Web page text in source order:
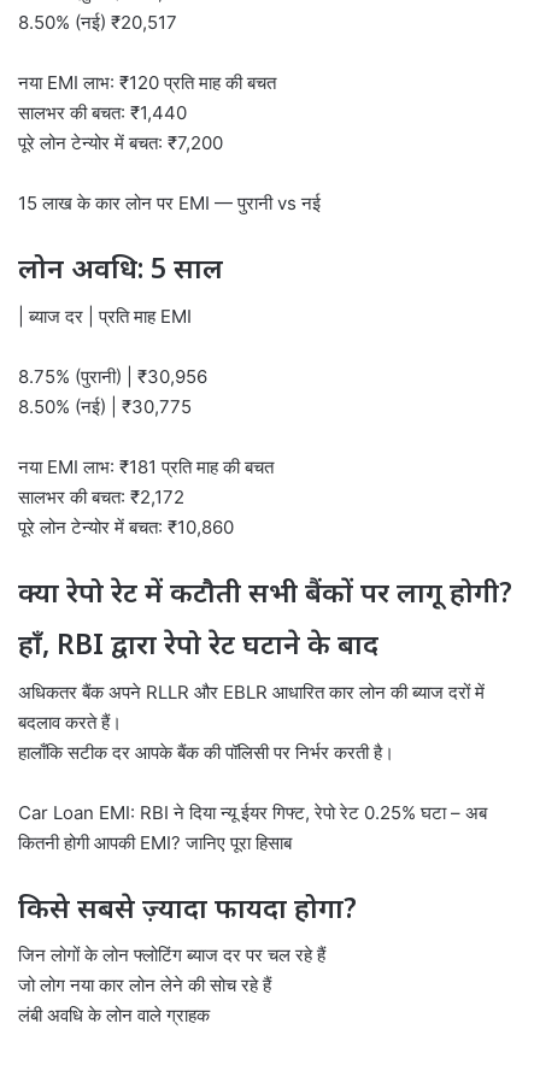
8.50% (नई) ₹20,517
नया EMI लाभ: ₹120 प्रति माह की बचत
सालभर की बचत: ₹1,440
पूरे लोन टेन्योर में बचत: ₹7,200
15 लाख के कार लोन पर EMI — पुरानी vs नई
लोन अवधि: 5 साल
| ब्याज दर | प्रति माह EMI
8.75% (पुरानी) | ₹30,956
8.50% (नई) | ₹30,775
नया EMI लाभ: ₹181 प्रति माह की बचत
सालभर की बचत: ₹2,172
पूरे लोन टेन्योर में बचत: ₹10,860
क्या रेपो रेट में कटौती सभी बैंकों पर लागू होगी?
हाँ, RBI द्वारा रेपो रेट घटाने के बाद
अधिकतर बैंक अपने RLLR और EBLR आधारित कार लोन की ब्याज दरों में
बदलाव करते हैं।
हालाँकि सटीक दर आपके बैंक की पॉलिसी पर निर्भर करती है।
Car Loan EMI: RBI ने दिया न्यू ईयर गिफ्ट, रेपो रेट 0.25% घटा – अब
कितनी होगी आपकी EMI? जानिए पूरा हिसाब
किसे सबसे ज़्यादा फायदा होगा?
जिन लोगों के लोन फ्लोटिंग ब्याज दर पर चल रहे हैं
जो लोग नया कार लोन लेने की सोच रहे हैं
लंबी अवधि के लोन वाले ग्राहक